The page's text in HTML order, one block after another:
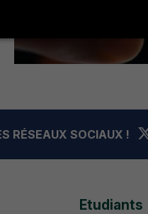
RÉSEAUX SOCIAUX !
Etudiants